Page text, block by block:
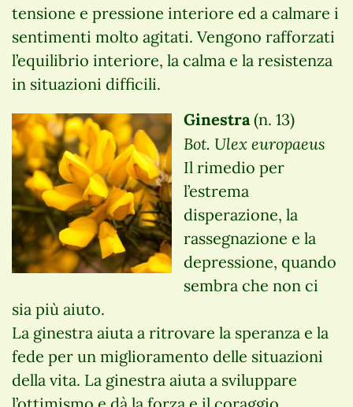
tensione e pressione interiore ed a calmare i
sentimenti molto agitati. Vengono rafforzati
l’equilibrio interiore, la calma e la resistenza
in situazioni difficili.
Ginestra (n. 13)
Bot. Ulex europaeus
Il rimedio per
l’estrema
disperazione, la
rassegnazione e la
depressione, quando
sembra che non ci
sia più aiuto.
La ginestra aiuta a ritrovare la speranza e la
fede per un miglioramento delle situazioni
della vita. La ginestra aiuta a sviluppare